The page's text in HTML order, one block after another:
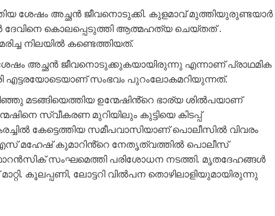
ശേഷം അച്ഛൻ ജീവനൊടുക്കി. കുളമാവ് മുത്തിയുരുണ്ടയാർ
കൊലപ്പെടുത്തി ആത്മഹത്യ ചെയ്തത് .
നിലയിൽ കണ്ടെത്തിയത്.
അച്ഛൻ ജീവനൊടുക്കുകയായിരുന്നു എന്നാണ് പ്രാഥമിക
എട്ടരയോടെയാണ് സംഭവം പുറംലോകമറിയുന്നത്.
മടങ്ങിയെത്തിയ ഉന്മേഷിൻ്റെ ഭാര്യ ശിൽപയാണ്
സ്വീകരണ മുറിയിലും കുട്ടിയെ കിടപ്പ്
കേട്ടെത്തിയ സമീപവാസിയാണ് പൊലീസിൽ വിവരം
മഹേഷ്‌ കുമാറിൻ്റെ നേതൃത്വത്തിൽ പൊലീസ്
സംഘമെത്തി പരിശോധന നടത്തി. മൃതദേഹങ്ങൾ
കൂലപ്പണി, ലോട്ടറി വിൽപന തൊഴിലാളിയുമായിരുന്നു